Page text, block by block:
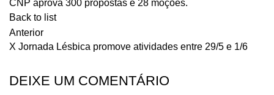
CNP aprova 300 propostas e 28 moções.
Back to list
Anterior
X Jornada Lésbica promove atividades entre 29/5 e 1/6
DEIXE UM COMENTÁRIO